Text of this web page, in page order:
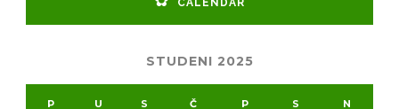
CALENDAR
STUDENI 2025
P U S Č P S N